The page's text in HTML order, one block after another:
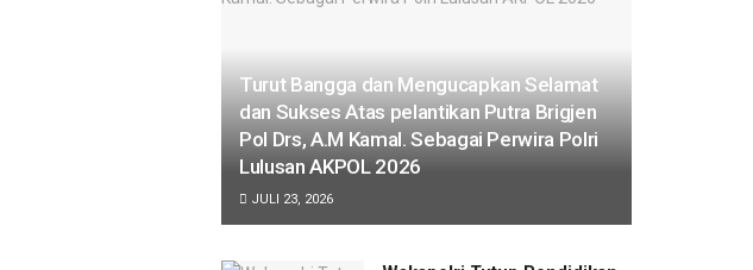
Turut Bangga dan Mengucapkan Selamat
dan Sukses Atas pelantikan Putra Brigjen
Pol Drs, A.M Kamal. Sebagai Perwira Polri
Lulusan AKPOL 2026
JULI 23, 2026